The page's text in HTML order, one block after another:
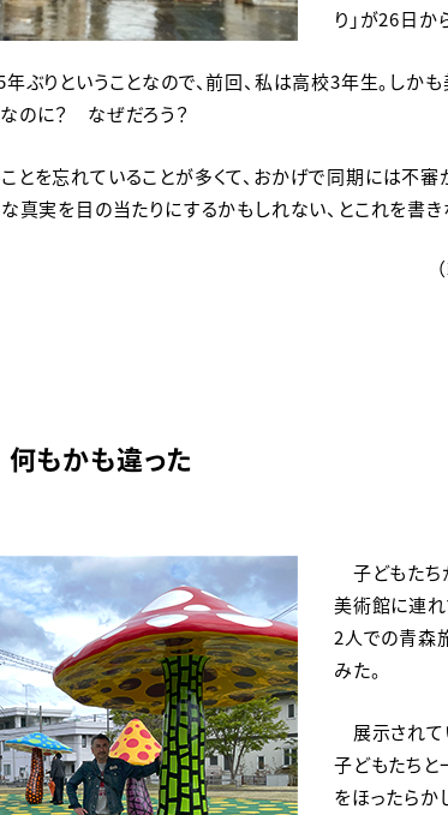
り」が26日
りということなので、前回、私は高校3年生。しかも
のに？ なぜだろう？
を忘れていることが多くて、おかげで同期には不審
真実を目の当たりにするかもしれない、とこれを書き
もかも違った
子どもたち
美術館に連れ
2人での青森
みた。
展示されて
子どもたちと
をほったらか